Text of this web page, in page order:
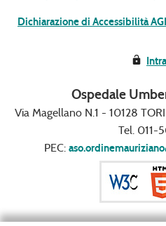
Dichiarazione di Accessibilità
Ospedale
Via Magellano N.1 - 10128
Tel. 011-
PEC: